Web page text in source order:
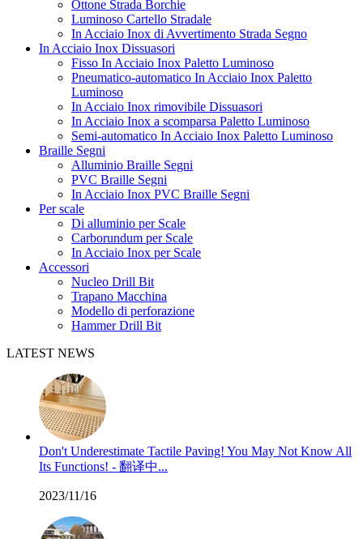
Ottone Strada Borchie
Luminoso Cartello Stradale
In Acciaio Inox di Avvertimento Strada Segno
In Acciaio Inox Dissuasori
Fisso In Acciaio Inox Paletto Luminoso
Pneumatico-automatico In Acciaio Inox Paletto
Luminoso
In Acciaio Inox rimovibile Dissuasori
In Acciaio Inox a scomparsa Paletto Luminoso
Semi-automatico In Acciaio Inox Paletto Luminoso
Braille Segni
Alluminio Braille Segni
PVC Braille Segni
In Acciaio Inox PVC Braille Segni
Per scale
Di alluminio per Scale
Carborundum per Scale
In Acciaio Inox per Scale
Accessori
Nucleo Drill Bit
Trapano Macchina
Modello di perforazione
Hammer Drill Bit
LATEST NEWS
Don't Underestimate Tactile Paving! You May Not Know All
Its Functions! - 翻译中...
2023/11/16